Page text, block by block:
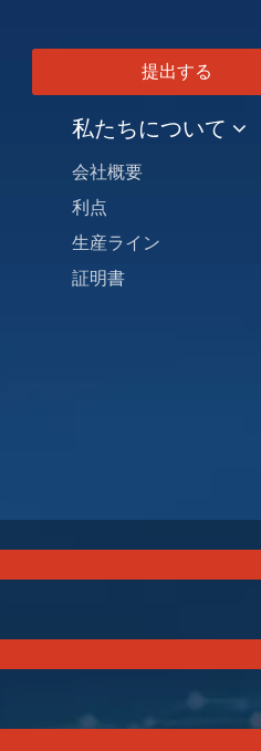
提出する
私たちについて
会社概要
利点
生産ライン
証明書